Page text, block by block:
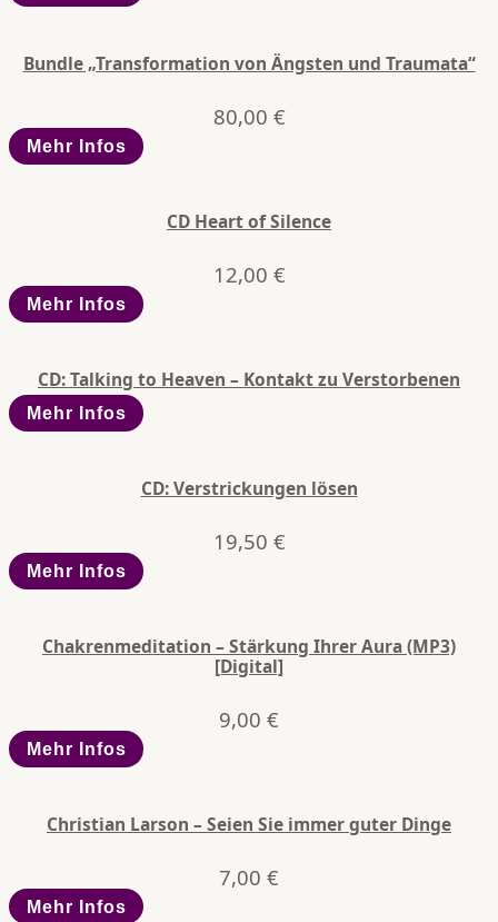
Bundle „Transformation von Ängsten und Traumata“
80,00 €
Mehr Infos
CD Heart of Silence
12,00 €
Mehr Infos
CD: Talking to Heaven – Kontakt zu Verstorbenen
Mehr Infos
CD: Verstrickungen lösen
19,50 €
Mehr Infos
Chakrenmeditation – Stärkung Ihrer Aura (MP3)
[Digital]
9,00 €
Mehr Infos
Christian Larson – Seien Sie immer guter Dinge
7,00 €
Mehr Infos